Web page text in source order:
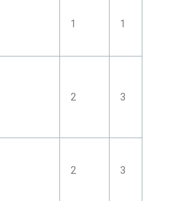
1 1
2 3
2 3